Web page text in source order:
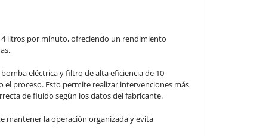
litros por minuto, ofreciendo un rendimiento
eléctrica y filtro de alta eficiencia de 10
proceso. Esto permite realizar intervenciones más
de fluido según los datos del fabricante.
mantener la operación organizada y evita